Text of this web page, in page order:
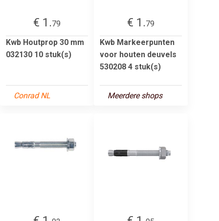
€ 1.79
Kwb Houtprop 30 mm
032130 10 stuk(s)
Conrad NL
€ 1.79
Kwb Markeerpunten
voor houten deuvels
530208 4 stuk(s)
Meerdere shops